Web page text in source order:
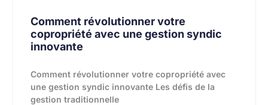
Comment révolutionner votre
copropriété avec une gestion syndic
innovante
Comment révolutionner votre copropriété avec
une gestion syndic innovante Les défis de la
gestion traditionnelle